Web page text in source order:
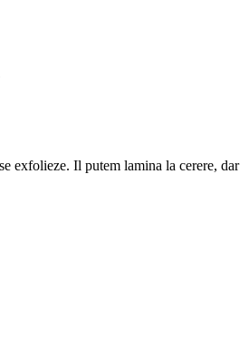
exfolieze. Il putem lamina la cerere, dar